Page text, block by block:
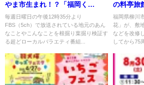
やま市生まれ！？「福岡く
ん。」8月11日放送
毎週日曜日の午後12時35分より
FBS（5ch）で放送されている地元のあん
なことやこんなことを根掘り葉掘り検証す
る超どローカルバラエティ番組...
の料亭旅
花」が文
できる宿
福岡県柳川
花」が、敷
などを改修
してから75